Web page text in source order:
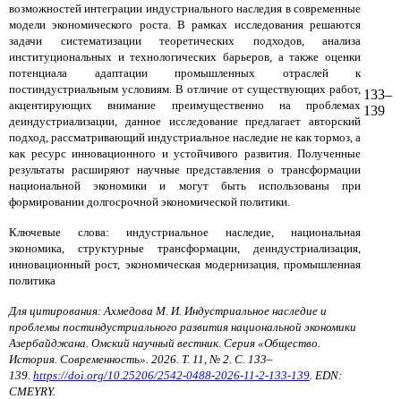
возможностей интеграции индустриального наследия в современные
модели экономического роста. В рамках исследования решаются
задачи систематизации теоретических подходов, анализа
институциональных и технологических барьеров, а также оценки
потенциала адаптации промышленных отраслей к
постиндустриальным условиям. В отличие от существующих работ,
акцентирующих внимание преимущественно на проблемах
деиндустриализации, данное исследование предлагает авторский
подход, рассматривающий индустриальное наследие не как тормоз, а
как ресурс инновационного и устойчивого развития. Полученные
результаты расширяют научные представления о трансформации
национальной экономики и могут быть использованы при
формировании долгосрочной экономической политики.
Ключевые слова: индустриальное наследие, национальная
экономика, структурные трансформации, деиндустриализация,
инновационный рост, экономическая модернизация, промышленная
политика
Для цитирования: Ахмедова М. И. Индустриальное наследие и
проблемы постиндустриального развития национальной экономики
Азербайджана. Омский научный вестник. Серия «Общество.
История. Современность». 2026. Т. 11, № 2. С. 133–
139. https://doi.org/10.25206/2542-0488-2026-11-2-133-139 . EDN:
CMEYRY.
133–
139